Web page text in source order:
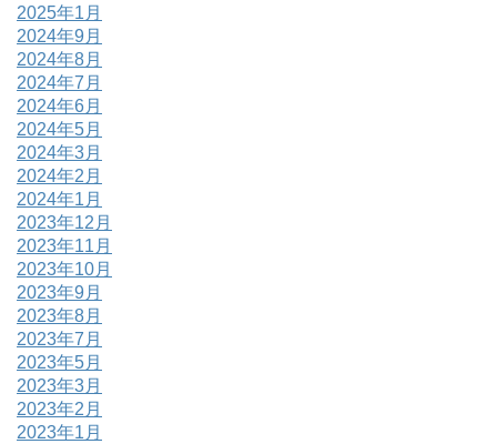
2025年1月
2024年9月
2024年8月
2024年7月
2024年6月
2024年5月
2024年3月
2024年2月
2024年1月
2023年12月
2023年11月
2023年10月
2023年9月
2023年8月
2023年7月
2023年5月
2023年3月
2023年2月
2023年1月